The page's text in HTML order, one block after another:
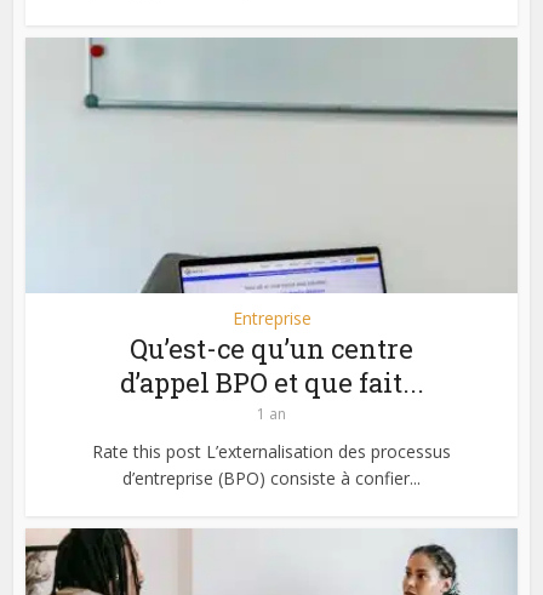
Entreprise
Qu’est-ce qu’un centre
d’appel BPO et que fait...
1 an
Rate this post L’externalisation des processus
d’entreprise (BPO) consiste à confier...